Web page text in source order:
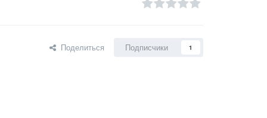
Поделиться Подписчики 1